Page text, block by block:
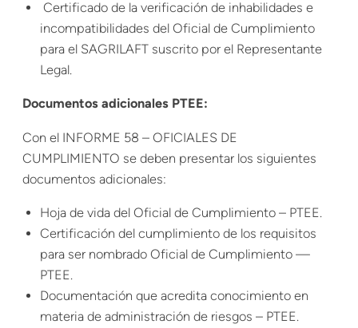
Certificado de la verificación de inhabilidades e
incompatibilidades del Oficial de Cumplimiento
para el SAGRILAFT suscrito por el Representante
Legal.
Documentos adicionales PTEE:
Con el INFORME 58 – OFICIALES DE
CUMPLIMIENTO se deben presentar los siguientes
documentos adicionales:
Hoja de vida del Oficial de Cumplimiento – PTEE.
Certificación del cumplimiento de los requisitos
para ser nombrado Oficial de Cumplimiento —
PTEE.
Documentación que acredita conocimiento en
materia de administración de riesgos – PTEE.